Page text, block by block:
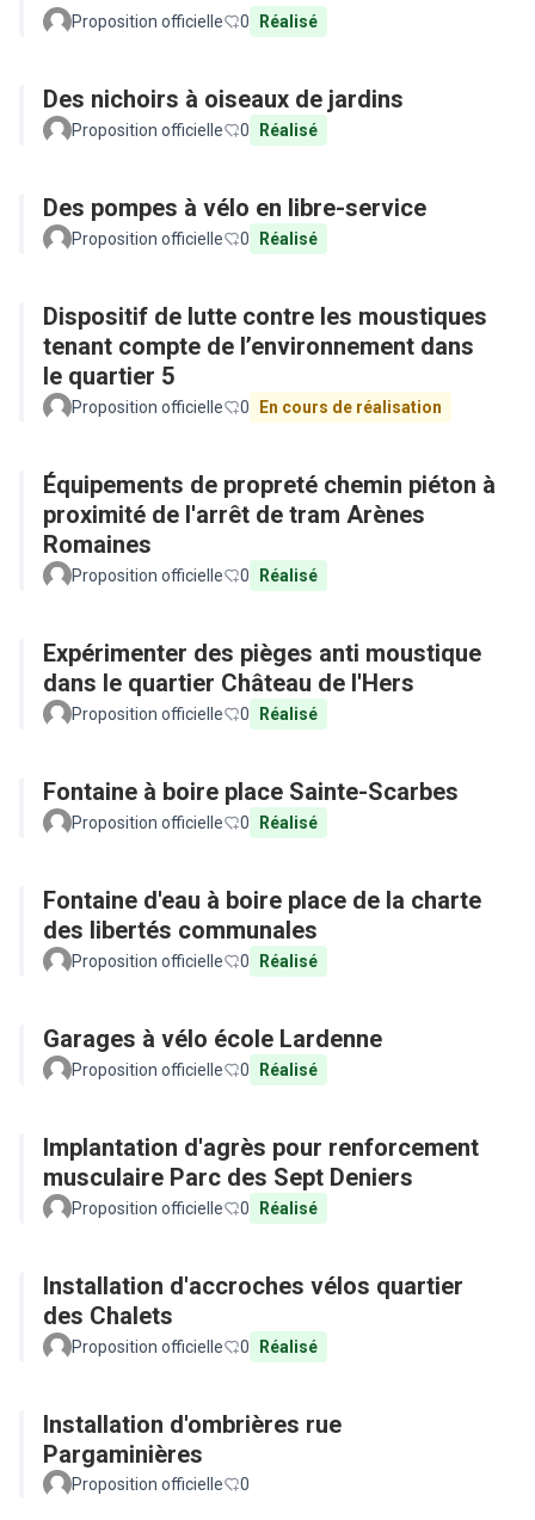
Proposition officielle 0 Réalisé
Des nichoirs à oiseaux de jardins
Proposition officielle 0 Réalisé
Des pompes à vélo en libre-service
Proposition officielle 0 Réalisé
Dispositif de lutte contre les moustiques
tenant compte de l’environnement dans
le quartier 5
Proposition officielle 0 En cours de réalisation
Équipements de propreté chemin piéton à
proximité de l'arrêt de tram Arènes
Romaines
Proposition officielle 0 Réalisé
Expérimenter des pièges anti moustique
dans le quartier Château de l'Hers
Proposition officielle 0 Réalisé
Fontaine à boire place Sainte-Scarbes
Proposition officielle 0 Réalisé
Fontaine d'eau à boire place de la charte
des libertés communales
Proposition officielle 0 Réalisé
Garages à vélo école Lardenne
Proposition officielle 0 Réalisé
Implantation d'agrès pour renforcement
musculaire Parc des Sept Deniers
Proposition officielle 0 Réalisé
Installation d'accroches vélos quartier
des Chalets
Proposition officielle 0 Réalisé
Installation d'ombrières rue
Pargaminières
Proposition officielle 0